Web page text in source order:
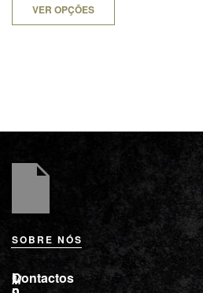
VER OPÇÕES
SOBRE NÓS
M
L
IContactos